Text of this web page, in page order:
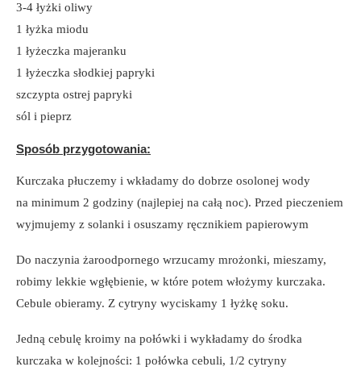
3-4 łyżki oliwy
1 łyżka miodu
1 łyżeczka majeranku
1 łyżeczka słodkiej papryki
szczypta ostrej papryki
sól i pieprz
Sposób przygotowania:
Kurczaka płuczemy i wkładamy do dobrze osolonej wody
na minimum 2 godziny (najlepiej na całą noc). Przed pieczeniem
wyjmujemy z solanki i osuszamy ręcznikiem papierowym
Do naczynia żaroodpornego wrzucamy mrożonki, mieszamy,
robimy lekkie wgłębienie, w które potem włożymy kurczaka.
Cebule obieramy. Z cytryny wyciskamy 1 łyżkę soku.
Jedną cebulę kroimy na połówki i wykładamy do środka
kurczaka w kolejności: 1 połówka cebuli, 1/2 cytryny